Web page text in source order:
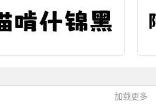
加载更多